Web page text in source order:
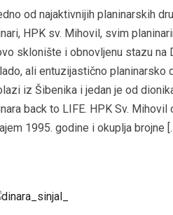
od najaktivnijih planinarskih
HPK sv. Mihovil, svim
sklonište i obnovljenu stazu na
ali entuzijastično planinarsko
iz Šibenika i jedan je od
back to LIFE. HPK Sv. Mihovil
1995. godine i okuplja brojne